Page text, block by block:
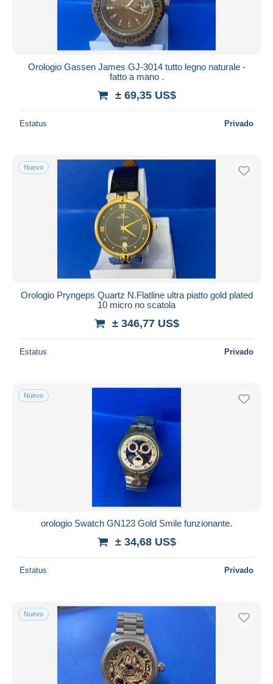
Orologio Gassen James GJ-3014 tutto legno naturale -
fatto a mano .
± 69,35 US$
Estatus Privado
Nuevo
Orologio Pryngeps Quartz N.Flatline ultra piatto gold plated
10 micro no scatola
± 346,77 US$
Estatus Privado
Nuevo
orologio Swatch GN123 Gold Smile funzionante.
± 34,68 US$
Estatus Privado
Nuevo